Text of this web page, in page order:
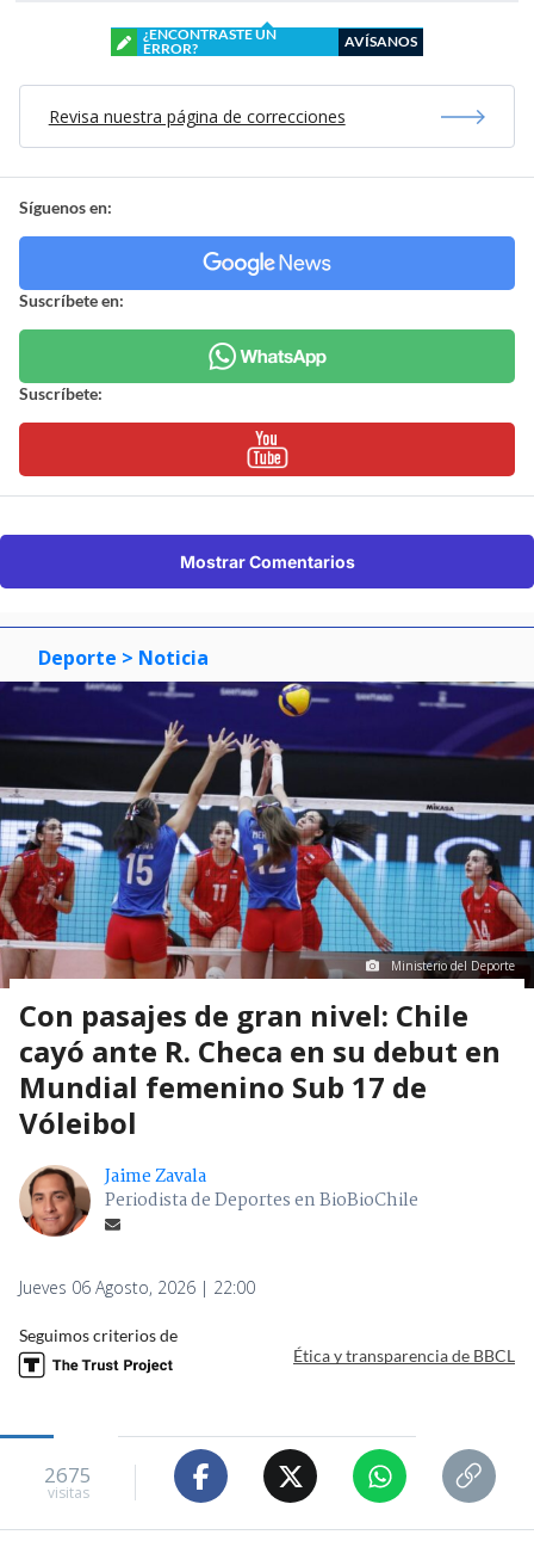
¿ENCONTRASTE UN
ERROR?
AVÍSANOS
Revisa nuestra página de correcciones
Síguenos en:
Suscríbete en:
Suscríbete:
Mostrar Comentarios
Deporte > Noticia
Ministerio del Deporte
Con pasajes de gran nivel: Chile
cayó ante R. Checa en su debut en
Mundial femenino Sub 17 de
Vóleibol
Jaime Zavala
Periodista de Deportes en BioBioChile
Jueves 06 Agosto, 2026 | 22:00
Seguimos criterios de
Ética y transparencia de BBCL
2675
visitas